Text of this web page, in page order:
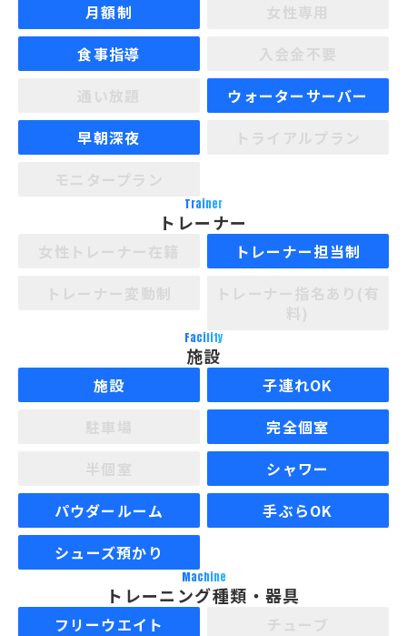
月額制
食事指導
ウォーターサーバー
早朝深夜
Trainer
トレーナー
トレーナー担当制
Facility
施設
施設
子連れOK
完全個室
シャワー
パウダールーム
手ぶらOK
シューズ預かり
Machine
トレーニング種類・器具
フリーウエイト